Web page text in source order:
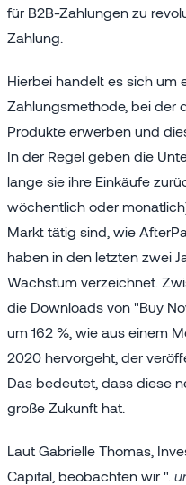
für B2B-Zahlungen zu
Zahlung.
Hierbei handelt es sich um
Zahlungsmethode, bei der
Produkte erwerben und
In der Regel geben die
lange sie ihre Einkäufe
wöchentlich oder
Markt tätig sind, wie
haben in den letzten zwei
Wachstum verzeichnet.
die Downloads von "Buy
um 162 %, wie aus einem
2020 hervorgeht, der
Das bedeutet, dass diese
große Zukunft hat.
Laut Gabrielle Thomas,
Capital, beobachten wir ".